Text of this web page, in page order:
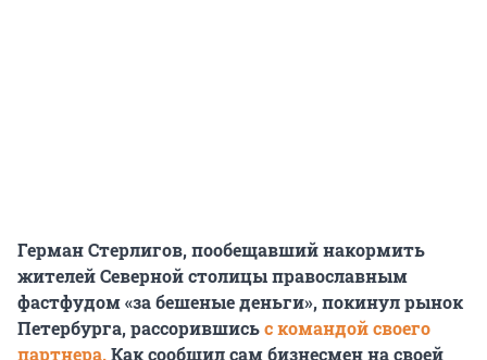
Герман Стерлигов, пообещавший накормить
жителей Северной столицы православным
фастфудом «за бешеные деньги», покинул рынок
Петербурга, рассорившисьс командой своего
партнера.Как сообщил сам бизнесмен на своей